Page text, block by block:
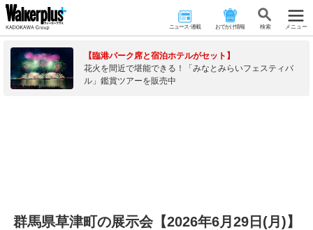
ニュース･連載 おでかけ情報 検 索 メニュー
【臨港パーク席と宿泊ホテルがセット】
花火を間近で堪能できる！「みなとみらいフェスティバ
ル」鑑賞ツアーを販売中
群馬県草津町の展示会【2026年6月29日(月)】